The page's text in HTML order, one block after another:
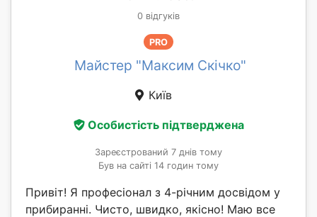
0 відгуків
PRO
Майстер "Максим Скічко"
Київ
Особистість підтверджена
Зареєстрований 7 днів тому
Був на сайті 14 годин тому
Привіт! Я професіонал з 4-річним досвідом у
прибиранні. Чисто, швидко, якісно! Маю все